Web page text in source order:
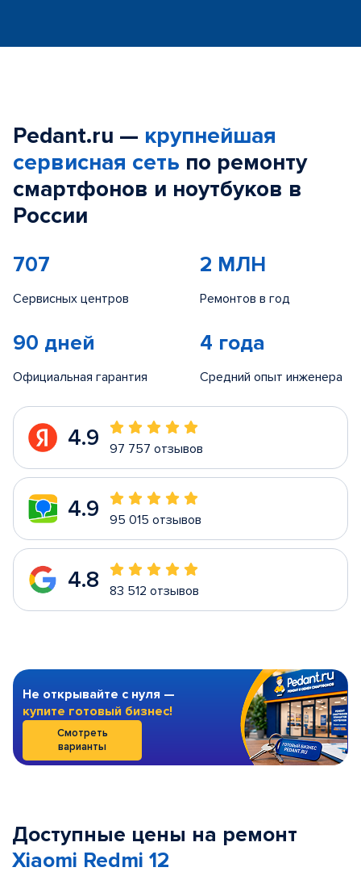
Pedant.ru — крупнейшая
сервисная сеть по ремонту
смартфонов и ноутбуков в
России
707
Сервисных центров
2 МЛН
Ремонтов в год
90 дней
Официальная гарантия
4 года
Средний опыт инженера
4.9 97 757 отзывов
4.9 95 015 отзывов
4.8 83 512 отзывов
Не открывайте с нуля —
купите готовый бизнес!
Смотреть
варианты
Доступные цены на ремонт
Xiaomi Redmi 12